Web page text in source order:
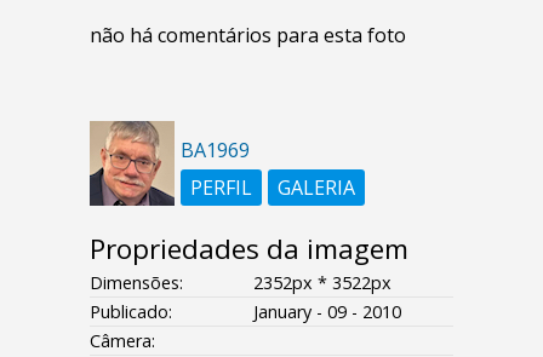
não há comentários para esta foto
BA1969
PERFIL
GALERIA
Propriedades da imagem
Dimensões:
2352px * 3522px
Publicado:
January - 09 - 2010
Câmera: